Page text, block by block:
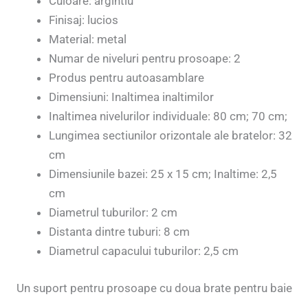
Finisaj: lucios
Material: metal
Numar de niveluri pentru prosoape: 2
Produs pentru autoasamblare
Dimensiuni: Inaltimea inaltimilor
Inaltimea nivelurilor individuale: 80 cm; 70 cm;
Lungimea sectiunilor orizontale ale bratelor: 32
cm
Dimensiunile bazei: 25 x 15 cm; Inaltime: 2,5
cm
Diametrul tuburilor: 2 cm
Distanta dintre tuburi: 8 cm
Diametrul capacului tuburilor: 2,5 cm
Un suport pentru prosoape cu doua brate pentru baie